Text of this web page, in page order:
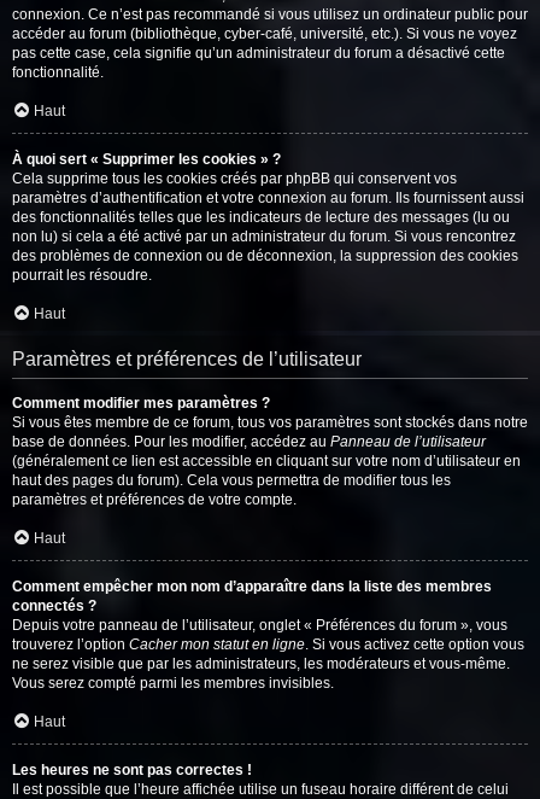
connexion. Ce n’est pas recommandé si vous utilisez un ordinateur public pour
accéder au forum (bibliothèque, cyber-café, université, etc.). Si vous ne voyez
pas cette case, cela signifie qu’un administrateur du forum a désactivé cette
fonctionnalité.
Haut
À quoi sert « Supprimer les cookies » ?
Cela supprime tous les cookies créés par phpBB qui conservent vos
paramètres d’authentification et votre connexion au forum. Ils fournissent aussi
des fonctionnalités telles que les indicateurs de lecture des messages (lu ou
non lu) si cela a été activé par un administrateur du forum. Si vous rencontrez
des problèmes de connexion ou de déconnexion, la suppression des cookies
pourrait les résoudre.
Haut
Paramètres et préférences de l’utilisateur
Comment modifier mes paramètres ?
Si vous êtes membre de ce forum, tous vos paramètres sont stockés dans notre
base de données. Pour les modifier, accédez au Panneau de l’utilisateur
(généralement ce lien est accessible en cliquant sur votre nom d’utilisateur en
haut des pages du forum). Cela vous permettra de modifier tous les
paramètres et préférences de votre compte.
Haut
Comment empêcher mon nom d’apparaître dans la liste des membres
connectés ?
Depuis votre panneau de l’utilisateur, onglet « Préférences du forum », vous
trouverez l’option Cacher mon statut en ligne. Si vous activez cette option vous
ne serez visible que par les administrateurs, les modérateurs et vous-même.
Vous serez compté parmi les membres invisibles.
Haut
Les heures ne sont pas correctes !
Il est possible que l’heure affichée utilise un fuseau horaire différent de celui